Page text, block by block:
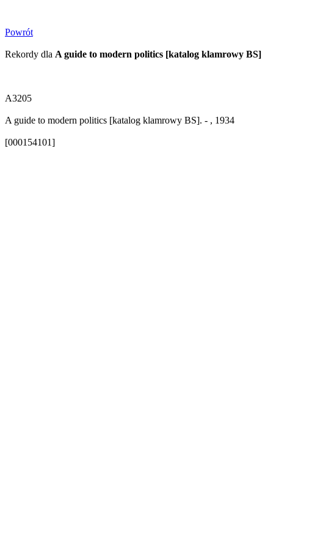
Powrót
Rekordy dla A guide to modern politics [katalog klamrowy BS]
A3205
A guide to modern politics [katalog klamrowy BS]. - , 1934
[000154101]